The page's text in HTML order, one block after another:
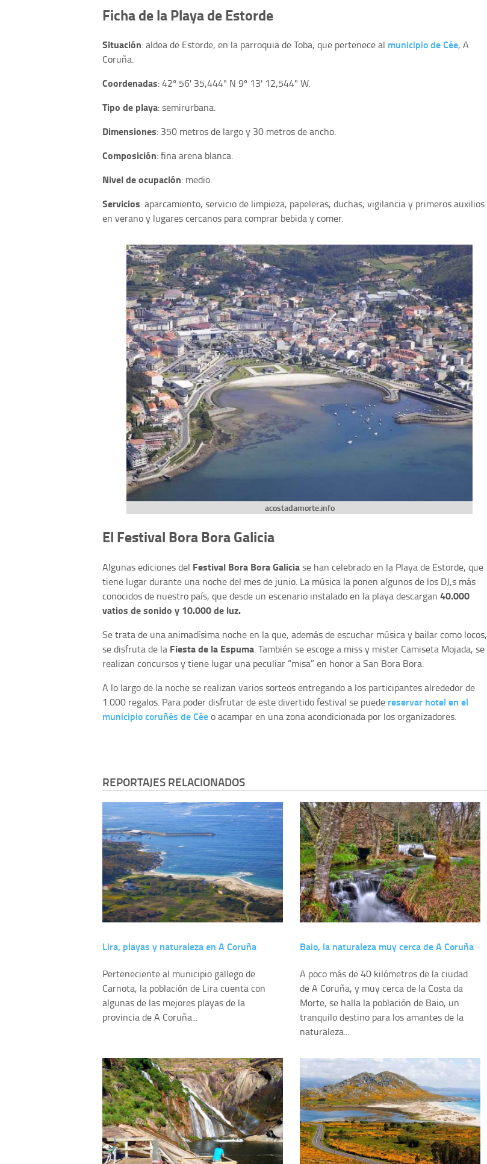
Ficha de la Playa de Estorde
Situación: aldea de Estorde, en la parroquia de Toba, que pertenece al municipio de Cée, A
Coruña.
Coordenadas: 42º 56' 35,444" N 9º 13' 12,544" W.
Tipo de playa: semirurbana.
Dimensiones: 350 metros de largo y 30 metros de ancho.
Composición: fina arena blanca.
Nivel de ocupación: medio.
Servicios: aparcamiento, servicio de limpieza, papeleras, duchas, vigilancia y primeros auxilios
en verano y lugares cercanos para comprar bebida y comer.
acostadamorte.info
El Festival Bora Bora Galicia
Algunas ediciones del Festival Bora Bora Galiciase han celebradoen la Playa de Estorde, que
tiene lugar durante una noche del mes de junio. La música la ponen algunos de los DJ,s más
conocidos de nuestro país, que desde un escenario instalado en la playa descargan 40.000
vatios de sonido y 10.000 de luz.
Se trata de una animadísima noche en la que, además de escuchar música y bailar como locos,
se disfruta de la Fiesta de la Espuma. También se escoge a miss y mister Camiseta Mojada, se
realizan concursos y tiene lugar una peculiar “misa” en honor a San Bora Bora.
A lo largo de la noche se realizan varios sorteos entregando a los participantes alrededor de
1.000 regalos. Para poder disfrutar de este divertido festival se puede reservar hotel en el
municipio coruñés de Céeo acampar en una zona acondicionada por los organizadores.
REPORTAJES RELACIONADOS
Lira, playas y naturaleza en A Coruña
Perteneciente al municipio gallego de
Carnota, la población de Lira cuenta con
algunas de las mejores playas de la
provincia de A Coruña...
Baio, la naturaleza muy cerca de A Coruña
A poco más de 40 kilómetros de la ciudad
de A Coruña, y muy cerca de la Costa da
Morte, se halla la población de Baio, un
tranquilo destino para los amantes de la
naturaleza...